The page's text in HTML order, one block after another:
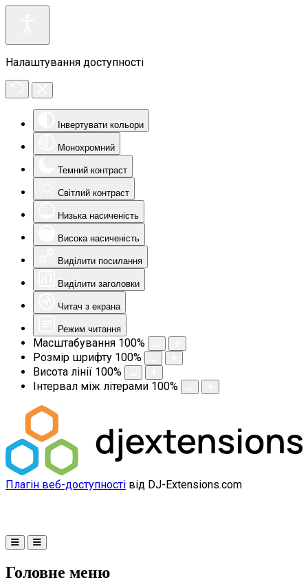
Налаштування доступності
Інвертувати кольори
Монохромний
Темний контраст
Світлий контраст
Низька насиченість
Висока насиченість
Виділити посилання
Виділити заголовки
Читач з екрана
Режим читання
Масштабування 100%
Розмір шрифту 100%
Висота лінії 100%
Інтервал між літерами 100%
Плагін веб-доступності від DJ-Extensions.com
Головне меню